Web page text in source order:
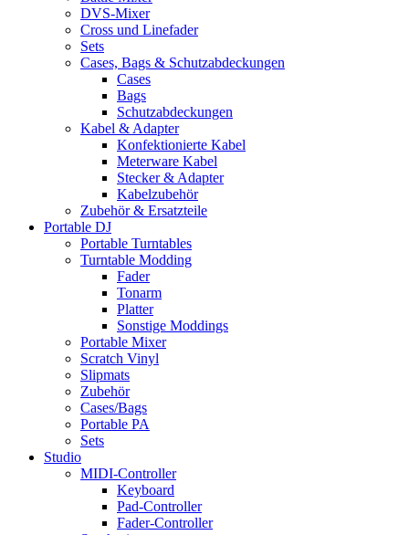
DVS-Mixer
Cross und Linefader
Sets
Cases, Bags & Schutzabdeckungen
Cases
Bags
Schutzabdeckungen
Kabel & Adapter
Konfektionierte Kabel
Meterware Kabel
Stecker & Adapter
Kabelzubehör
Zubehör & Ersatzteile
Portable DJ
Portable Turntables
Turntable Modding
Fader
Tonarm
Platter
Sonstige Moddings
Portable Mixer
Scratch Vinyl
Slipmats
Zubehör
Cases/Bags
Portable PA
Sets
Studio
MIDI-Controller
Keyboard
Pad-Controller
Fader-Controller